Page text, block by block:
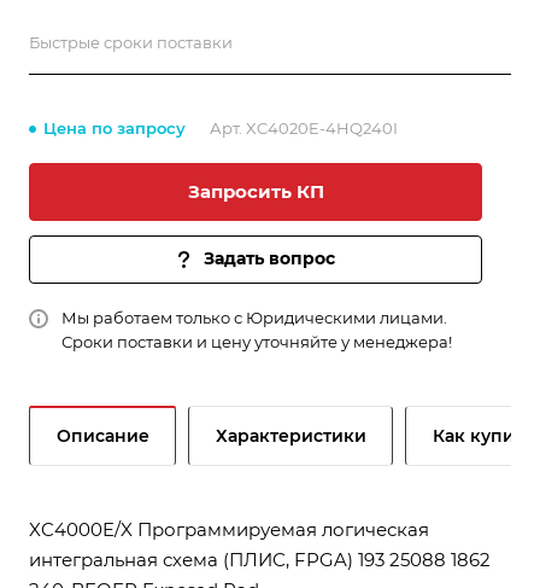
Быстрые сроки поставки
Цена по запросу Арт. XC4020E-4HQ240I
Запросить КП
Задать вопрос
Мы работаем только с Юридическими лицами.
Сроки поставки и цену уточняйте у менеджера!
Описание Характеристики Как купить
XC4000E/X Программируемая логическая
интегральная схема (ПЛИС, FPGA) 193 25088 1862